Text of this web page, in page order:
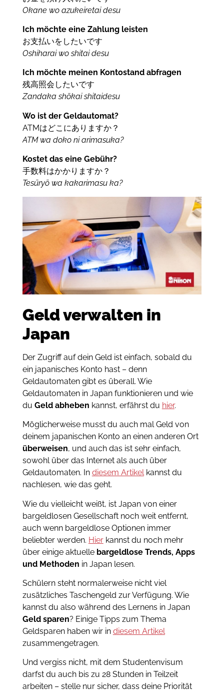
Okane wo azukeiretai desu
Ich möchte eine Zahlung leisten
お支払いをしたいです
Oshiharai wo shitai desu
Ich möchte meinen Kontostand abfragen
残高照会したいです
Zandaka shōkai shitaidesu
Wo ist der Geldautomat?
ATMはどこにありますか？
ATM wa doko ni arimasuka?
Kostet das eine Gebühr?
手数料はかかりますか？
Tesūryō wa kakarimasu ka?
Geld verwalten in
Japan
Der Zugriff auf dein Geld ist einfach, sobald du
ein japanisches Konto hast – denn
Geldautomaten gibt es überall. Wie
Geldautomaten in Japan funktionieren und wie
du Geld abheben kannst, erfährst du hier.
Möglicherweise musst du auch mal Geld von
deinem japanischen Konto an einen anderen Ort
überweisen, und auch das ist sehr einfach,
sowohl über das Internet als auch über
Geldautomaten. In diesem Artikelkannst du
nachlesen, wie das geht.
Wie du vielleicht weißt, ist Japan von einer
bargeldlosen Gesellschaft noch weit entfernt,
auch wenn bargeldlose Optionen immer
beliebter werden. Hierkannst du noch mehr
über einige aktuelle bargeldlose Trends, Apps
und Methoden in Japan lesen.
Schülern steht normalerweise nicht viel
zusätzliches Taschengeld zur Verfügung. Wie
kannst du also während des Lernens in Japan
Geld sparen? Einige Tipps zum Thema
Geldsparen haben wir in diesem Artikel
zusammengetragen.
Und vergiss nicht, mit dem Studentenvisum
darfst du auch bis zu 28 Stunden in Teilzeit
arbeiten – stelle nur sicher, dass deine Priorität